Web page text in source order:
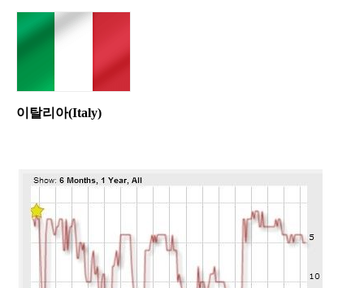
이탈리아(Italy)